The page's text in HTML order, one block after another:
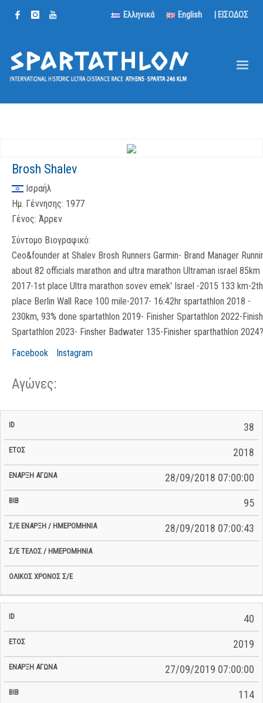
Ελληνικά English | ΕΙΣΟΔΟΣ
Brosh Shalev
Ισραήλ
Ημ. Γέννησης: 1977
Γένος: Άρρεν
Σύντομο Βιογραφικό:
Ceo&founder at Shalev Brosh Runners Garmin- Brand Manager
about 82 officials marathon and ultra marathon Ultraman israel 85km
2017-1st place Ultra marathon sovev emek' Israel -2015 133 km-2th
place Berlin Wall Race 100 mile-2017- 16:42hr spartathlon 2018 -
230km, 93% done spartathlon 2019- Finisher Spartathlon 2022-
Spartathlon 2023- Finsher Badwater 135-Finisher sparthathlon 2024?
Facebook
Instagram
Αγώνες:
Αγώνα
Ημερομηνία
38
2018
28/09/2018 07:00:00
95
28/09/2018 07:00:43
40
2019
27/09/2019 07:00:00
114